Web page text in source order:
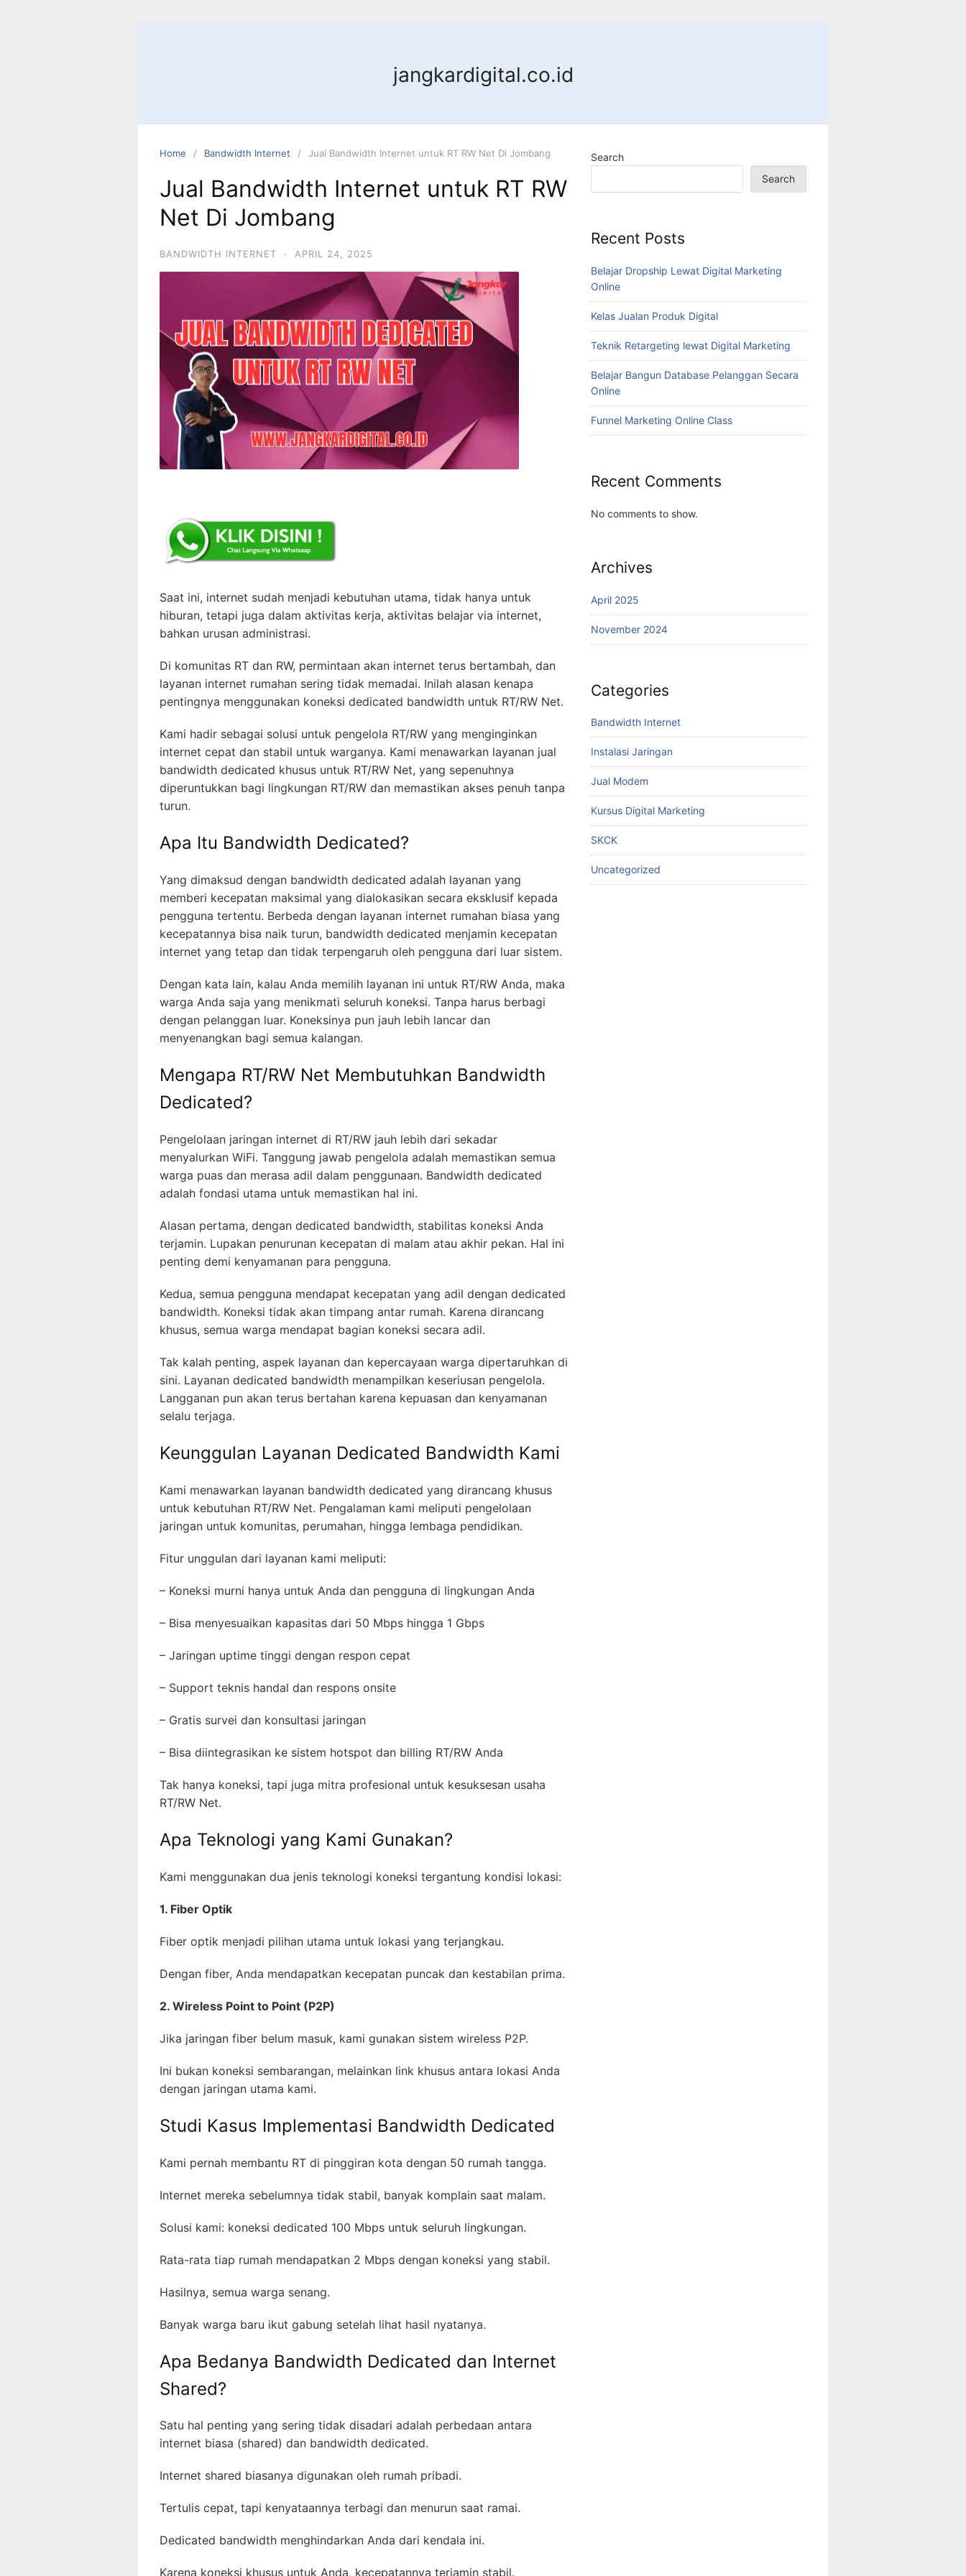
jangkardigital.co.id
Home Bandwidth Internet Jual Bandwidth Internet untuk RT RW Net Di Jombang
Jual Bandwidth Internet untuk RT RW
Net Di Jombang
BANDWIDTH INTERNET · APRIL 24, 2025
Saat ini, internet sudah menjadi kebutuhan utama, tidak hanya untuk
hiburan, tetapi juga dalam aktivitas kerja, aktivitas belajar via internet,
bahkan urusan administrasi.
Di komunitas RT dan RW, permintaan akan internet terus bertambah, dan
layanan internet rumahan sering tidak memadai. Inilah alasan kenapa
pentingnya menggunakan koneksi dedicated bandwidth untuk RT/RW Net.
Kami hadir sebagai solusi untuk pengelola RT/RW yang menginginkan
internet cepat dan stabil untuk warganya. Kami menawarkan layanan jual
bandwidth dedicated khusus untuk RT/RW Net, yang sepenuhnya
diperuntukkan bagi lingkungan RT/RW dan memastikan akses penuh tanpa
turun.
Apa Itu Bandwidth Dedicated?
Yang dimaksud dengan bandwidth dedicated adalah layanan yang
memberi kecepatan maksimal yang dialokasikan secara eksklusif kepada
pengguna tertentu. Berbeda dengan layanan internet rumahan biasa yang
kecepatannya bisa naik turun, bandwidth dedicated menjamin kecepatan
internet yang tetap dan tidak terpengaruh oleh pengguna dari luar sistem.
Dengan kata lain, kalau Anda memilih layanan ini untuk RT/RW Anda, maka
warga Anda saja yang menikmati seluruh koneksi. Tanpa harus berbagi
dengan pelanggan luar. Koneksinya pun jauh lebih lancar dan
menyenangkan bagi semua kalangan.
Mengapa RT/RW Net Membutuhkan Bandwidth
Dedicated?
Pengelolaan jaringan internet di RT/RW jauh lebih dari sekadar
menyalurkan WiFi. Tanggung jawab pengelola adalah memastikan semua
warga puas dan merasa adil dalam penggunaan. Bandwidth dedicated
adalah fondasi utama untuk memastikan hal ini.
Alasan pertama, dengan dedicated bandwidth, stabilitas koneksi Anda
terjamin. Lupakan penurunan kecepatan di malam atau akhir pekan. Hal ini
penting demi kenyamanan para pengguna.
Kedua, semua pengguna mendapat kecepatan yang adil dengan dedicated
bandwidth. Koneksi tidak akan timpang antar rumah. Karena dirancang
khusus, semua warga mendapat bagian koneksi secara adil.
Tak kalah penting, aspek layanan dan kepercayaan warga dipertaruhkan di
sini. Layanan dedicated bandwidth menampilkan keseriusan pengelola.
Langganan pun akan terus bertahan karena kepuasan dan kenyamanan
selalu terjaga.
Keunggulan Layanan Dedicated Bandwidth Kami
Kami menawarkan layanan bandwidth dedicated yang dirancang khusus
untuk kebutuhan RT/RW Net. Pengalaman kami meliputi pengelolaan
jaringan untuk komunitas, perumahan, hingga lembaga pendidikan.
Fitur unggulan dari layanan kami meliputi:
– Koneksi murni hanya untuk Anda dan pengguna di lingkungan Anda
– Bisa menyesuaikan kapasitas dari 50 Mbps hingga 1 Gbps
– Jaringan uptime tinggi dengan respon cepat
– Support teknis handal dan respons onsite
– Gratis survei dan konsultasi jaringan
– Bisa diintegrasikan ke sistem hotspot dan billing RT/RW Anda
Tak hanya koneksi, tapi juga mitra profesional untuk kesuksesan usaha
RT/RW Net.
Apa Teknologi yang Kami Gunakan?
Kami menggunakan dua jenis teknologi koneksi tergantung kondisi lokasi:
1. Fiber Optik
Fiber optik menjadi pilihan utama untuk lokasi yang terjangkau.
Dengan fiber, Anda mendapatkan kecepatan puncak dan kestabilan prima.
2. Wireless Point to Point (P2P)
Jika jaringan fiber belum masuk, kami gunakan sistem wireless P2P.
Ini bukan koneksi sembarangan, melainkan link khusus antara lokasi Anda
dengan jaringan utama kami.
Studi Kasus Implementasi Bandwidth Dedicated
Kami pernah membantu RT di pinggiran kota dengan 50 rumah tangga.
Internet mereka sebelumnya tidak stabil, banyak komplain saat malam.
Solusi kami: koneksi dedicated 100 Mbps untuk seluruh lingkungan.
Rata-rata tiap rumah mendapatkan 2 Mbps dengan koneksi yang stabil.
Hasilnya, semua warga senang.
Banyak warga baru ikut gabung setelah lihat hasil nyatanya.
Apa Bedanya Bandwidth Dedicated dan Internet
Shared?
Satu hal penting yang sering tidak disadari adalah perbedaan antara
internet biasa (shared) dan bandwidth dedicated.
Internet shared biasanya digunakan oleh rumah pribadi.
Tertulis cepat, tapi kenyataannya terbagi dan menurun saat ramai.
Dedicated bandwidth menghindarkan Anda dari kendala ini.
Karena koneksi khusus untuk Anda, kecepatannya terjamin stabil.
Search
Search
Recent Posts
Belajar Dropship Lewat Digital Marketing
Online
Kelas Jualan Produk Digital
Teknik Retargeting lewat Digital Marketing
Belajar Bangun Database Pelanggan Secara
Online
Funnel Marketing Online Class
Recent Comments
No comments to show.
Archives
April 2025
November 2024
Categories
Bandwidth Internet
Instalasi Jaringan
Jual Modem
Kursus Digital Marketing
SKCK
Uncategorized